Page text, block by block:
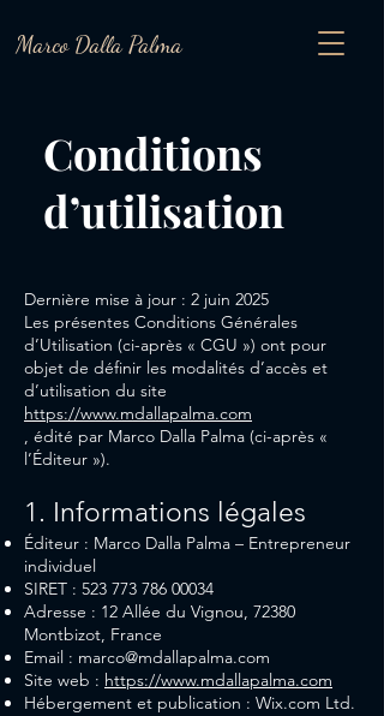
Marco Dalla Palma
Conditions
d’utilisation
Dernière mise à jour : 2 juin 2025
Les présentes Conditions Générales
d’Utilisation (ci-après « CGU ») ont pour
objet de définir les modalités d’accès et
d’utilisation du site
https://www.mdallapalma.com
, édité par Marco Dalla Palma (ci-après «
l’Éditeur »).
1. Informations légales
Éditeur : Marco Dalla Palma – Entrepreneur
individuel
SIRET : 523 773 786 00034
Adresse : 12 Allée du Vignou, 72380
Montbizot, France
Email : marco@mdallapalma.com
Site web : https://www.mdallapalma.com
Hébergement et publication : Wix.com Ltd.